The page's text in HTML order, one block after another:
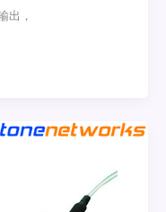
出，